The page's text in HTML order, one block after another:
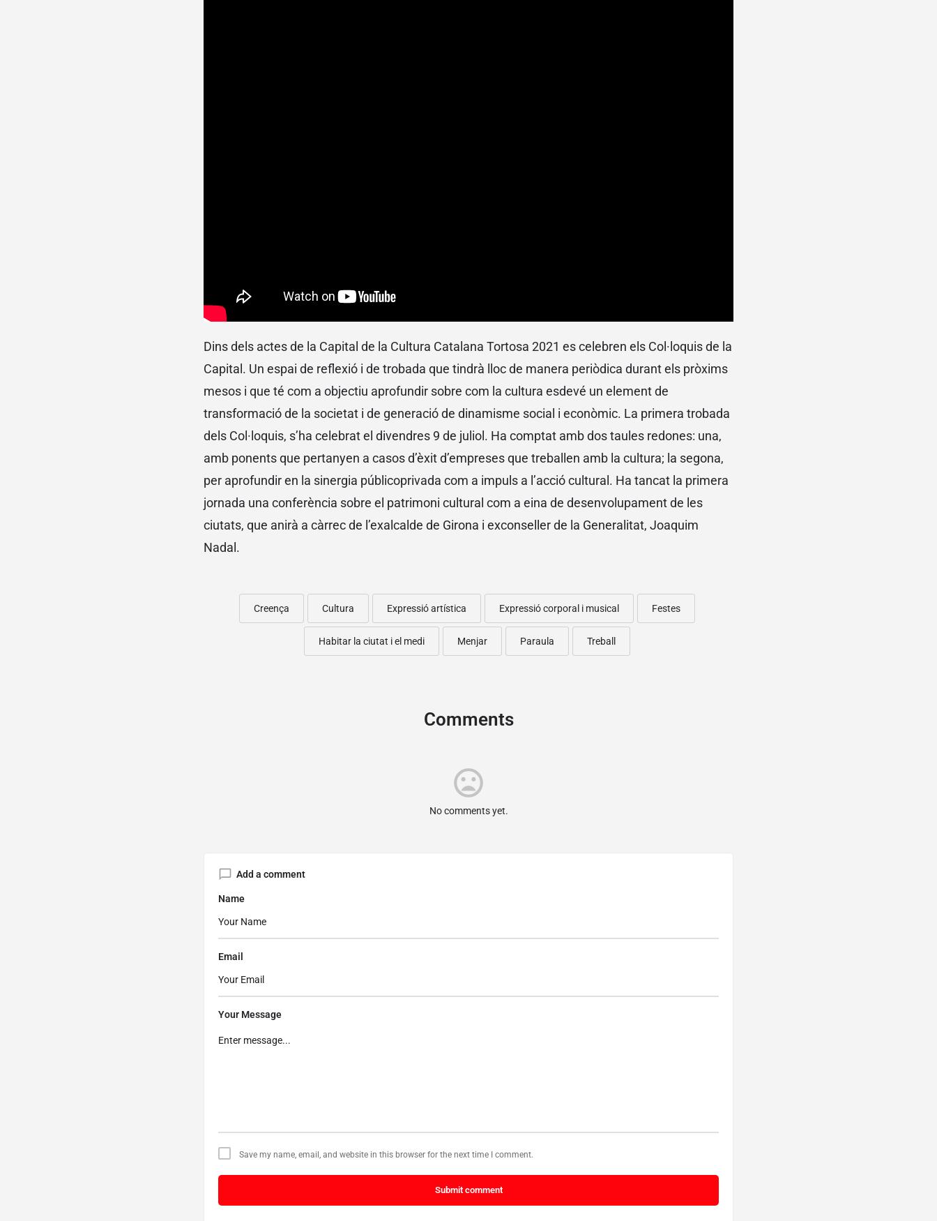
Dins dels actes de la Capital de la Cultura Catalana Tortosa 2021 es celebren els Col·loquis de la
Capital. Un espai de reflexió i de trobada que tindrà lloc de manera periòdica durant els pròxims
mesos i que té com a objectiu aprofundir sobre com la cultura esdevé un element de
transformació de la societat i de generació de dinamisme social i econòmic. La primera trobada
dels Col·loquis, s’ha celebrat el divendres 9 de juliol. Ha comptat amb dos taules redones: una,
amb ponents que pertanyen a casos d’èxit d’empreses que treballen amb la cultura; la segona,
per aprofundir en la sinergia públicoprivada com a impuls a l’acció cultural. Ha tancat la primera
jornada una conferència sobre el patrimoni cultural com a eina de desenvolupament de les
ciutats, que anirà a càrrec de l’exalcalde de Girona i exconseller de la Generalitat, Joaquim
Nadal.
Creença Cultura Expressió artística Expressió corporal i musical Festes
Habitar la ciutat i el medi Menjar Paraula Treball
Comments
mood_bad
No comments yet.
Add a comment
Name
Email
Your Message
Save my name, email, and website in this browser for the next time I comment.
Submit comment